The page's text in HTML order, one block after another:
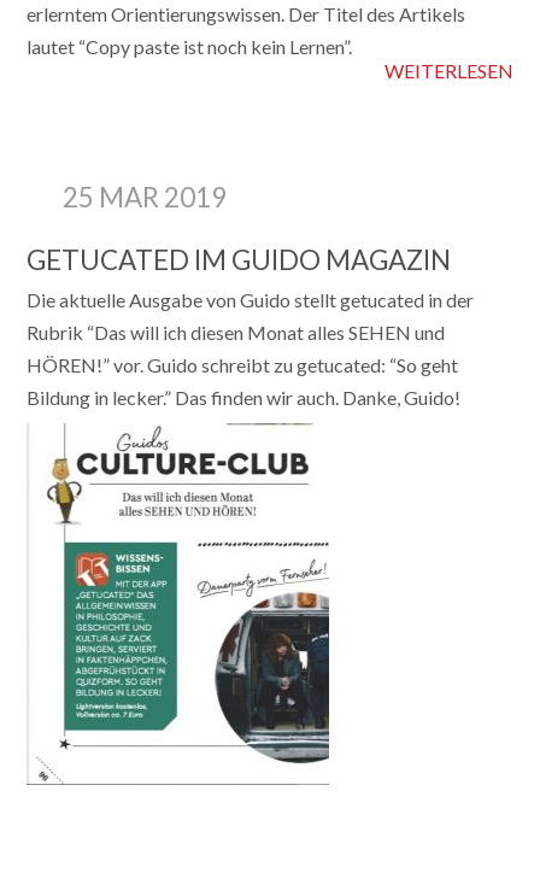
erlerntem Orientierungswissen. Der Titel des Artikels
lautet “Copy paste ist noch kein Lernen”.
WEITERLESEN
25 MAR 2019
GETUCATED IM GUIDO MAGAZIN
Die aktuelle Ausgabe von Guido stellt getucated in der
Rubrik “Das will ich diesen Monat alles SEHEN und
HÖREN!” vor. Guido schreibt zu getucated: “So geht
Bildung in lecker.” Das finden wir auch. Danke, Guido!